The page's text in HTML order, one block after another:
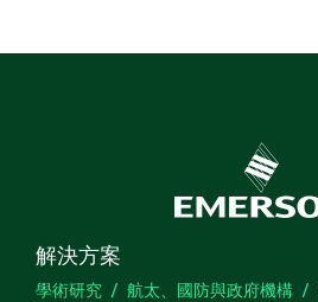
解決方案
學術研究 航太、國防與政府機構